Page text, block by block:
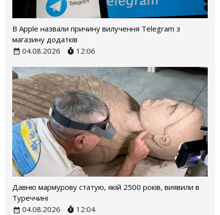
В Apple назвали причину вилучення Telegram з
магазину додатків
04.08.2026
12:06
Давню мармурову статую, якій 2500 років, виявили в
Туреччині
04.08.2026
12:04